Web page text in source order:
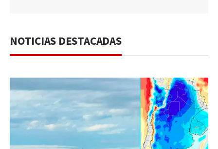
NOTICIAS DESTACADAS